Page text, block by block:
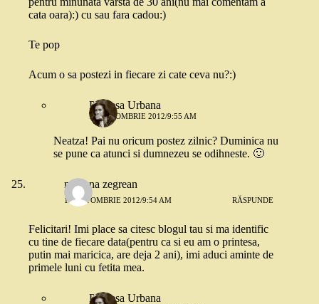
cata oara):) cu sau fara cadou:)
Te pop
Acum o sa postezi in fiecare zi cate ceva nu?:)
Printesa Urbana
18 OCTOMBRIE 2012/9:55 AM
Neatza! Pai nu oricum postez zilnic? Duminica nu
se pune ca atunci si dumnezeu se odihneste. 🙂
mariana zegrean
18 OCTOMBRIE 2012/9:54 AM RĂSPUNDE
Felicitari! Imi place sa citesc blogul tau si ma identific
cu tine de fiecare data(pentru ca si eu am o printesa,
putin mai maricica, are deja 2 ani), imi aduci aminte de
primele luni cu fetita mea.
Printesa Urbana